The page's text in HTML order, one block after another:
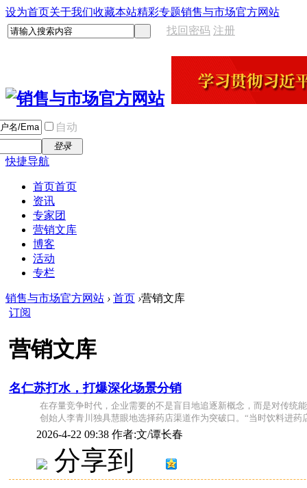
设为首页关于我们收藏本站精彩专题销售与市场官方网站
找回密码 注册
自动
登录
快捷导航
首页首页
资讯
专家团
营销文库
博客
活动
专栏
销售与市场官方网站 › 首页 ›营销文库
订阅
营销文库
名仁苏打水，打爆深化场景分销
在存量竞争时代，企业需要的不是盲目地追逐新概念，而是对传统
创始人李青川独具慧眼地选择药店渠道作为突破口。“当时饮料进药
2026-4-22 09:38 作者:文/谭长春
分享到